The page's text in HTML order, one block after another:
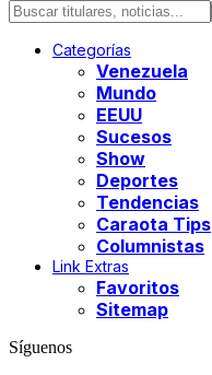
Categorías
Venezuela
Mundo
EEUU
Sucesos
Show
Deportes
Tendencias
Caraota Tips
Columnistas
Link Extras
Favoritos
Sitemap
Síguenos